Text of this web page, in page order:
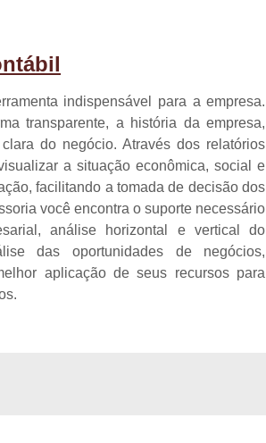
indispensável para a empresa.
transparente, a história da empresa,
do negócio. Através dos relatórios
a situação econômica, social e
facilitando a tomada de decisão dos
você encontra o suporte necessário
análise horizontal e vertical do
das oportunidades de negócios,
aplicação de seus recursos para